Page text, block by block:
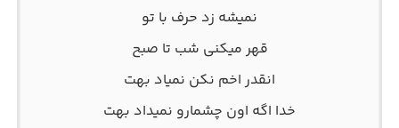
نمیشه زد حرف با تو
قهر میکنی شب تا صبح
انقدر اخم نکن نمیاد بهت
خدا اگه اون چشمارو نمیداد بهت